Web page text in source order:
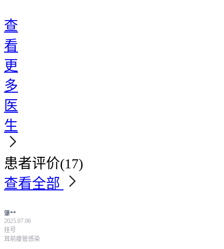
查
看
更
多
医
生
患者评价(17)
查看全部
肇**
2025.07.06
挂号
耳前瘘管感染